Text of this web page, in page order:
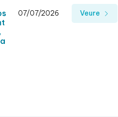
07/07/2026 Veure